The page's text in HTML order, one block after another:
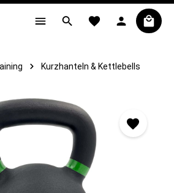
Kurzhanteln & Kettlebells